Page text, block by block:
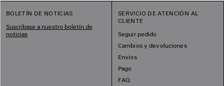
BOLETÍN DE NOTICIAS
Suscríbase a nuestro boletín de
noticias
SERVICIO DE ATENCIÓN AL
CLIENTE
Seguir pedido
Cambios y devoluciones
Envios
Pago
FAQ